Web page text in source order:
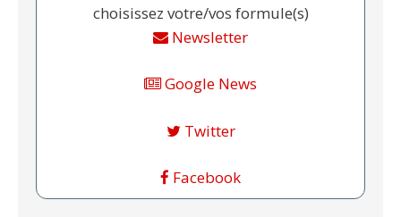
choisissez votre/vos formule(s)
Newsletter
Google News
Twitter
Facebook